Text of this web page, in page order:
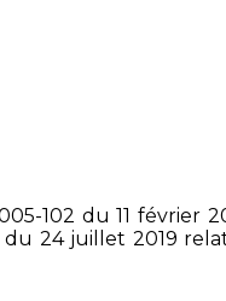
102 du 11 février
24 juillet 2019